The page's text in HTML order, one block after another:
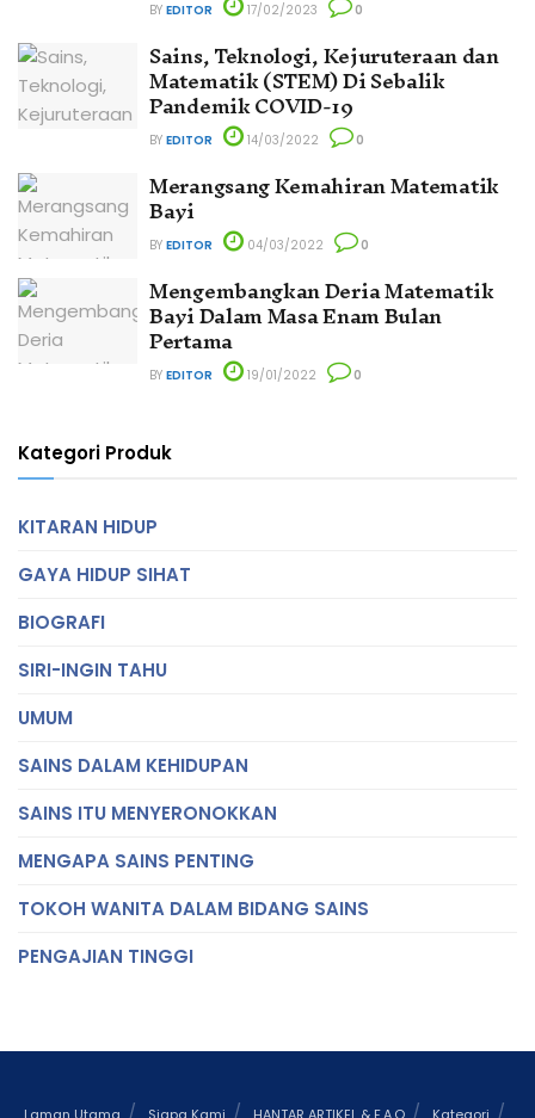
BY EDITOR 17/02/2023 0
Sains, Teknologi, Kejuruteraan dan
Matematik (STEM) Di Sebalik
Pandemik COVID-19
BY EDITOR 14/03/2022 0
Merangsang Kemahiran Matematik
Bayi
BY EDITOR 04/03/2022 0
Mengembangkan Deria Matematik
Bayi Dalam Masa Enam Bulan
Pertama
BY EDITOR 19/01/2022 0
Kategori Produk
KITARAN HIDUP
GAYA HIDUP SIHAT
BIOGRAFI
SIRI-INGIN TAHU
UMUM
SAINS DALAM KEHIDUPAN
SAINS ITU MENYERONOKKAN
MENGAPA SAINS PENTING
TOKOH WANITA DALAM BIDANG SAINS
PENGAJIAN TINGGI